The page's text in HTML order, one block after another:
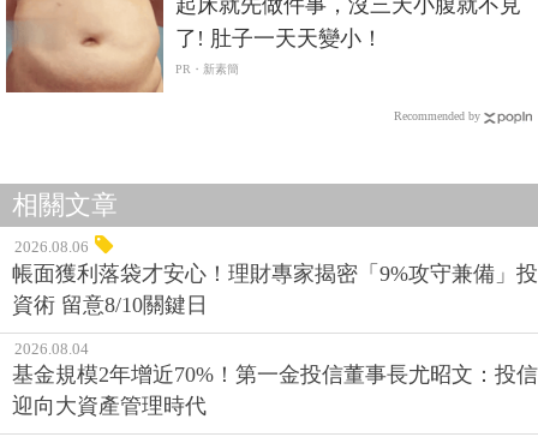
了! 肚子一天天變小！
PR・新素簡
Recommended by
相關文章
2026.08.06
帳面獲利落袋才安心！理財專家揭密「9%攻守兼備」投
資術 留意8/10關鍵日
2026.08.04
基金規模2年增近70%！第一金投信董事長尤昭文：投信
迎向大資產管理時代